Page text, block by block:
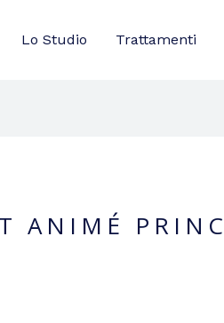
Lo Studio Trattamenti
ANIMÉ